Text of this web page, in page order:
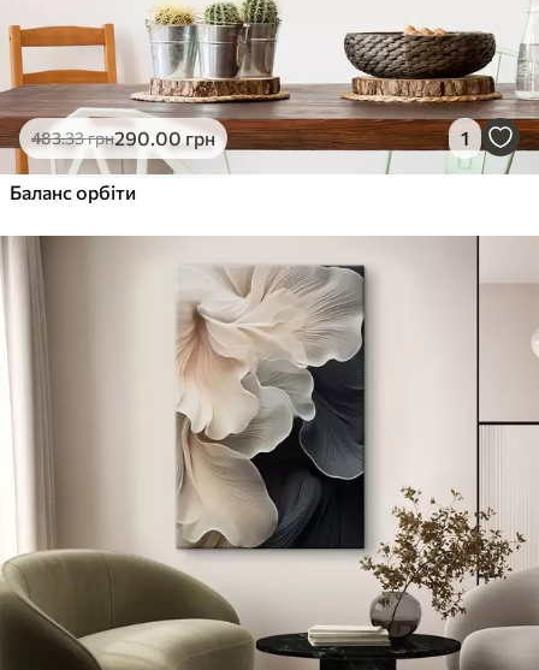
483.33грн290.00 грн 1
Баланс орбіти